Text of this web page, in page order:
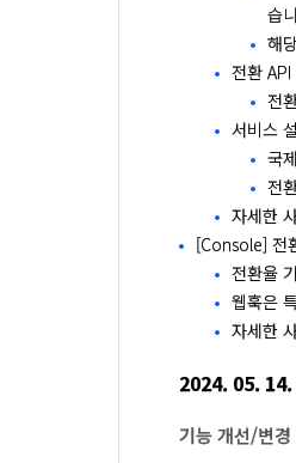
습
해
전환
전
서비스
국
전
자세한
[Console] 전
전환율
웹훅은
자세한
2024. 05. 14.
기능 개선/변경